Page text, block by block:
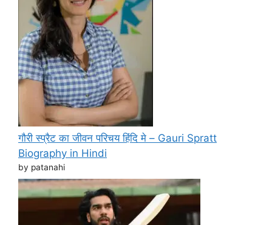
गौरी स्प्रैट का जीवन परिचय हिंदि मे – Gauri Spratt
Biography in Hindi
by patanahi